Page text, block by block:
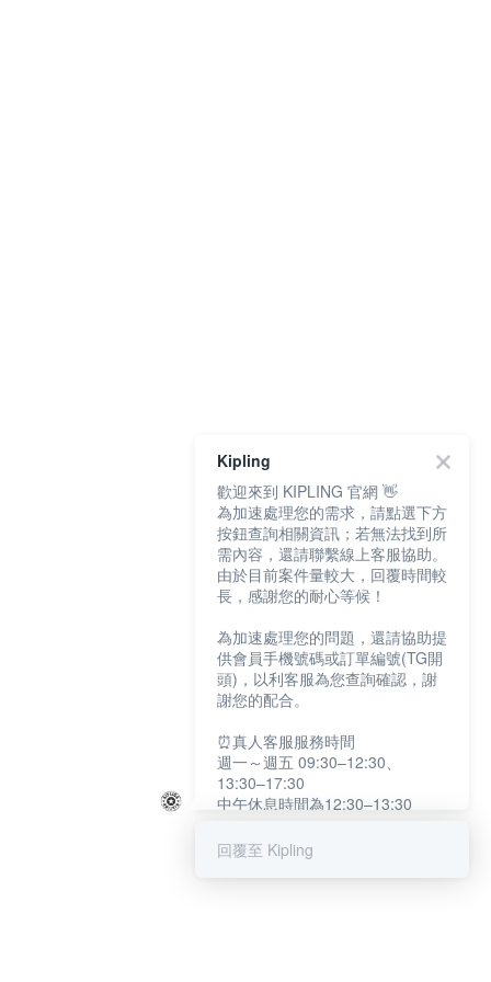
Kipling
歡迎來到 KIPLING 官網 👋
為加速處理您的需求，請點選下方
按鈕查詢相關資訊；若無法找到所
需內容，還請聯繫線上客服協助。
由於目前案件量較大，回覆時間較
長，感謝您的耐心等候！
為加速處理您的問題，還請協助提
供會員手機號碼或訂單編號(TG開
頭)，以利客服為您查詢確認，謝
謝您的配合。
⏰真人客服服務時間
週一～週五 09:30–12:30、
13:30–17:30
中午休息時間為12:30–13:30
提醒您：系統會自動已讀訊息，如
回覆至 Kipling